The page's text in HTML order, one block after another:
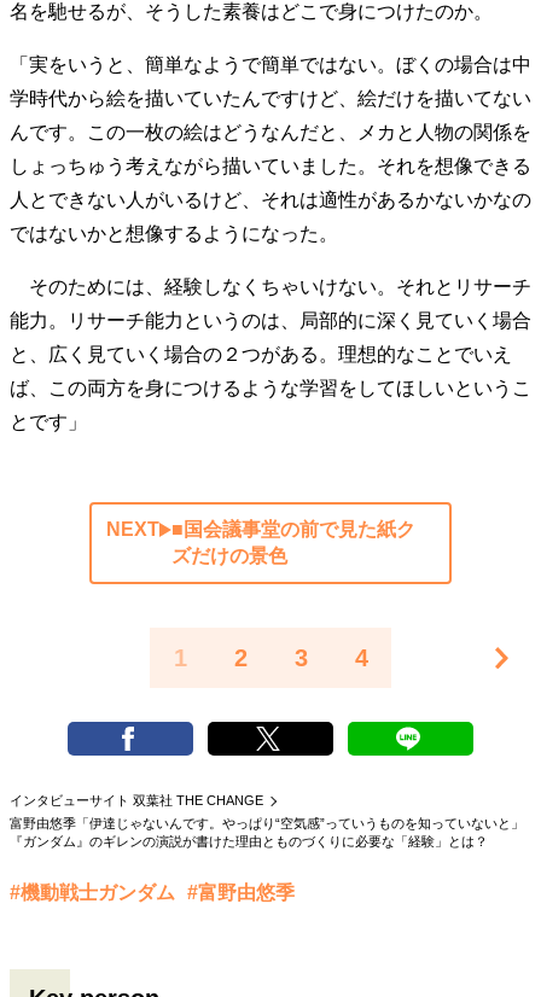
名を馳せるが、そうした素養はどこで身につけたのか。
「実をいうと、簡単なようで簡単ではない。ぼくの場合は中
学時代から絵を描いていたんですけど、絵だけを描いてない
んです。この一枚の絵はどうなんだと、メカと人物の関係を
しょっちゅう考えながら描いていました。それを想像できる
人とできない人がいるけど、それは適性があるかないかなの
ではないかと想像するようになった。
そのためには、経験しなくちゃいけない。それとリサーチ
能力。リサーチ能力というのは、局部的に深く見ていく場合
と、広く見ていく場合の２つがある。理想的なことでいえ
ば、この両方を身につけるような学習をしてほしいというこ
とです」
NEXT
■国会議事堂の前で見た紙ク
ズだけの景色
1 2 3 4
インタビューサイト 双葉社 THE CHANGE
富野由悠季「伊達じゃないんです。やっぱり“空気感”っていうものを知っていないと」
『ガンダム』のギレンの演説が書けた理由とものづくりに必要な「経験」とは？
#機動戦士ガンダム #富野由悠季